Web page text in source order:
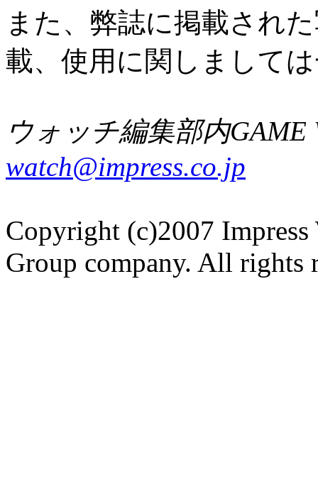
また、弊誌に掲載され
載、使用に関しまして
ウォッチ編集部内GAME
watch@impress.co.jp
Copyright (c)2007 Impress
Group company. All rights